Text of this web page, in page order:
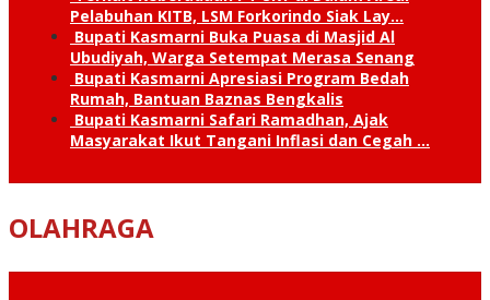
Pelabuhan KITB, LSM Forkorindo Siak Lay…
Bupati Kasmarni Buka Puasa di Masjid Al
Ubudiyah, Warga Setempat Merasa Senang
Bupati Kasmarni Apresiasi Program Bedah
Rumah, Bantuan Baznas Bengkalis
Bupati Kasmarni Safari Ramadhan, Ajak
Masyarakat Ikut Tangani Inflasi dan Cegah …
OLAHRAGA